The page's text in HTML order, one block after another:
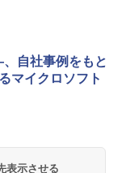
自社事例をもと
マイクロソフト
表示させる